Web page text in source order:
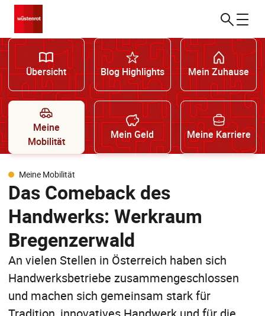
Übersicht Blog Highlights Mein Zuhause
Meine
Mobilität
Mein Geld Meine Karriere
Meine Mobilität
Das Comeback des
Handwerks: Werkraum
Bregenzerwald
An vielen Stellen in Österreich haben sich
Handwerksbetriebe zusammengeschlossen
und machen sich gemeinsam stark für